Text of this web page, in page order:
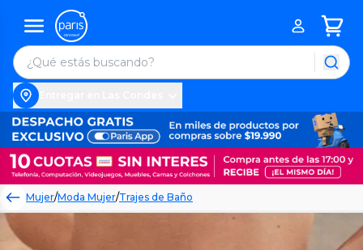
Mujer/Moda Mujer/Trajes de Baño